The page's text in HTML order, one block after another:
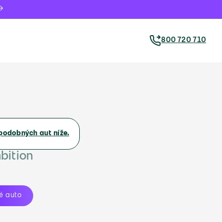
800 720 710
aut níže.
auto